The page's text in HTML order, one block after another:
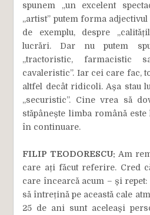
spunem „un excelent
„artist” putem forma
de exemplu, despre
lucrări. Dar nu putem
„tractoristic, farmacistic
cavaleristic”. Iar cei care fac,
altfel decât ridicoli. Așa stau
„securistic”. Cine vrea să
stăpânește limba română
în continuare.
FILIP TEODORESCU: Am
care ați făcut referire. Cred
care încearcă acum – și
să întrețină pe această cale
25 de ani sunt aceleași